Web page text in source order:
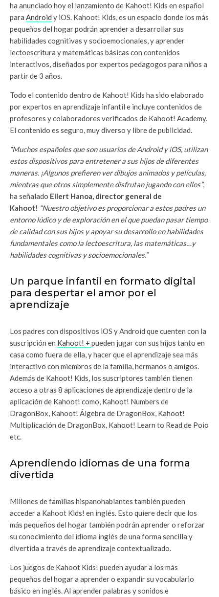
ha anunciado hoy el lanzamiento de Kahoot! Kids en español
para Android y iOS. Kahoot! Kids, es un espacio donde los más
pequeños del hogar podrán aprender a desarrollar sus
habilidades cognitivas y socioemocionales, y aprender
lectoescritura y matemáticas básicas con contenidos
interactivos, diseñados por expertos pedagogos para niños a
partir de 3 años.
Todo el contenido dentro de Kahoot! Kids ha sido elaborado
por expertos en aprendizaje infantil e incluye contenidos de
profesores y colaboradores verificados de Kahoot! Academy.
El contenido es seguro, muy diverso y libre de publicidad.
“Muchos españoles que son usuarios de Android y iOS, utilizan
estos dispositivos para entretener a sus hijos de diferentes
maneras. ¡Algunos prefieren ver dibujos animados y películas,
mientras que otros simplemente disfrutan jugando con ellos”,
ha señalado Eilert Hanoa, director general de
Kahoot! “Nuestro objetivo es proporcionar a estos padres un
entorno lúdico y de exploración en el que puedan pasar tiempo
de calidad con sus hijos y apoyar su desarrollo en habilidades
fundamentales como la lectoescritura, las matemáticas…y
habilidades cognitivas y socioemocionales.”
Un parque infantil en formato digital
para despertar el amor por el
aprendizaje
Los padres con dispositivos iOS y Android que cuenten con la
suscripción en Kahoot! + pueden jugar con sus hijos tanto en
casa como fuera de ella, y hacer que el aprendizaje sea más
interactivo con miembros de la familia, hermanos o amigos.
Además de Kahoot! Kids, los suscriptores también tienen
acceso a otras 8 aplicaciones de aprendizaje dentro de la
aplicación de Kahoot! como, Kahoot! Numbers de
DragonBox, Kahoot! Álgebra de DragonBox, Kahoot!
Multiplicación de DragonBox, Kahoot! Learn to Read de Poio
etc.
Aprendiendo idiomas de una forma
divertida
Millones de familias hispanohablantes también pueden
acceder a Kahoot Kids! en inglés. Esto quiere decir que los
más pequeños del hogar también podrán aprender o reforzar
su conocimiento del idioma inglés de una forma sencilla y
divertida a través de aprendizaje contextualizado.
Los juegos de Kahoot Kids! pueden ayudar a los más
pequeños del hogar a aprender o expandir su vocabulario
básico en inglés. Al aprender palabras y sonidos e